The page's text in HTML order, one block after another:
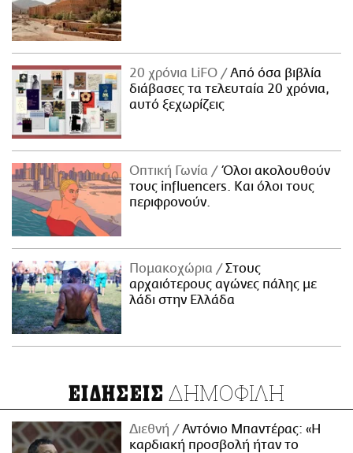
20 χρόνια LiFO
Από όσα βιβλία
διάβασες τα τελευταία 20 χρόνια,
αυτό ξεχωρίζεις
Οπτική Γωνία
Όλοι ακολουθούν
τους influencers. Και όλοι τους
περιφρονούν.
Πομακοχώρια
Στους
αρχαιότερους αγώνες πάλης με
λάδι στην Ελλάδα
ΕΙΔΗΣΕΙΣ ΔΗΜΟΦΙΛΗ
Διεθνή
Αντόνιο Μπαντέρας: «Η
καρδιακή προσβολή ήταν το